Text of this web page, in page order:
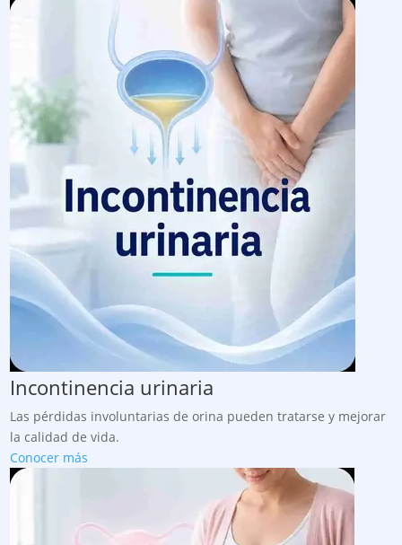
Incontinencia urinaria
Las pérdidas involuntarias de orina pueden tratarse y mejorar
la calidad de vida.
Conocer más